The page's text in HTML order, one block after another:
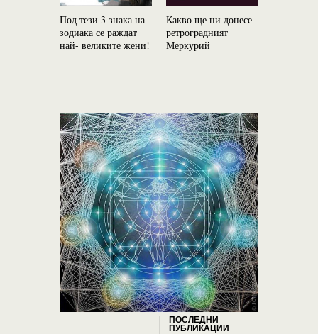
Под тези 3 знака на
зодиака се раждат
най- великите жени!
Какво ще ни донесе
ретроградният
Меркурий
ПОСЛЕДНИ
ПУБЛИКАЦИИ